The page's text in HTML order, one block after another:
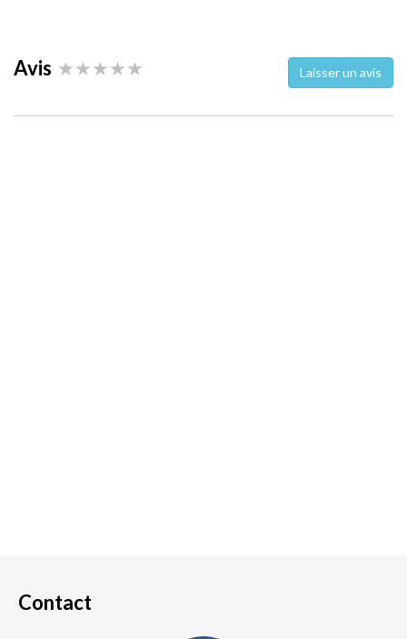
Avis Laisser un avis
Contact